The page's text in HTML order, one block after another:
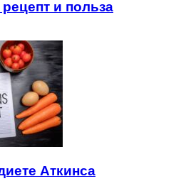
и польза
Аткинса